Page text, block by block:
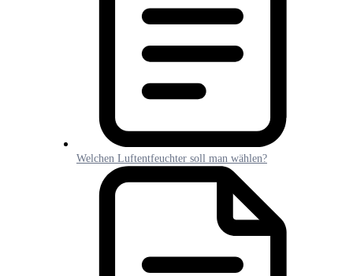
Welchen Luftentfeuchter soll man wählen?